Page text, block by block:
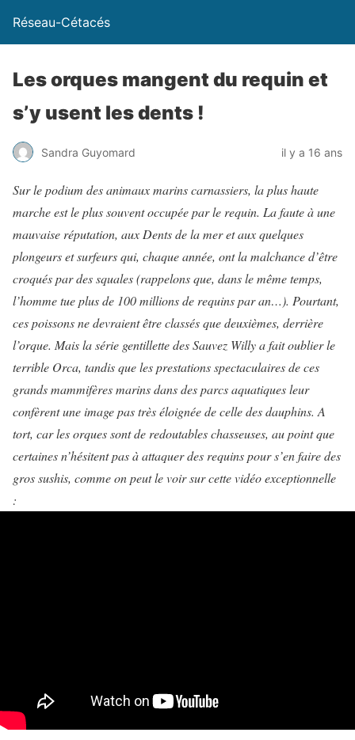
Réseau-Cétacés
Les orques mangent du requin et
s’y usent les dents !
Sandra Guyomard il y a 16 ans
Sur le podium des animaux marins carnassiers, la plus haute
marche est le plus souvent occupée par le requin. La faute à une
mauvaise réputation, aux Dents de la mer et aux quelques
plongeurs et surfeurs qui, chaque année, ont la malchance d’être
croqués par des squales (rappelons que, dans le même temps,
l’homme tue plus de 100 millions de requins par an…). Pourtant,
ces poissons ne devraient être classés que deuxièmes, derrière
l’orque. Mais la série gentillette des Sauvez Willy a fait oublier le
terrible Orca, tandis que les prestations spectaculaires de ces
grands mammifères marins dans des parcs aquatiques leur
confèrent une image pas très éloignée de celle des dauphins. A
tort, car les orques sont de redoutables chasseuses, au point que
certaines n’hésitent pas à attaquer des requins pour s’en faire des
gros sushis, comme on peut le voir sur cette vidéo exceptionnelle
: